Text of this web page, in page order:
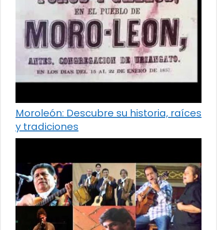
Moroleón: Descubre su historia, raíces
y tradiciones